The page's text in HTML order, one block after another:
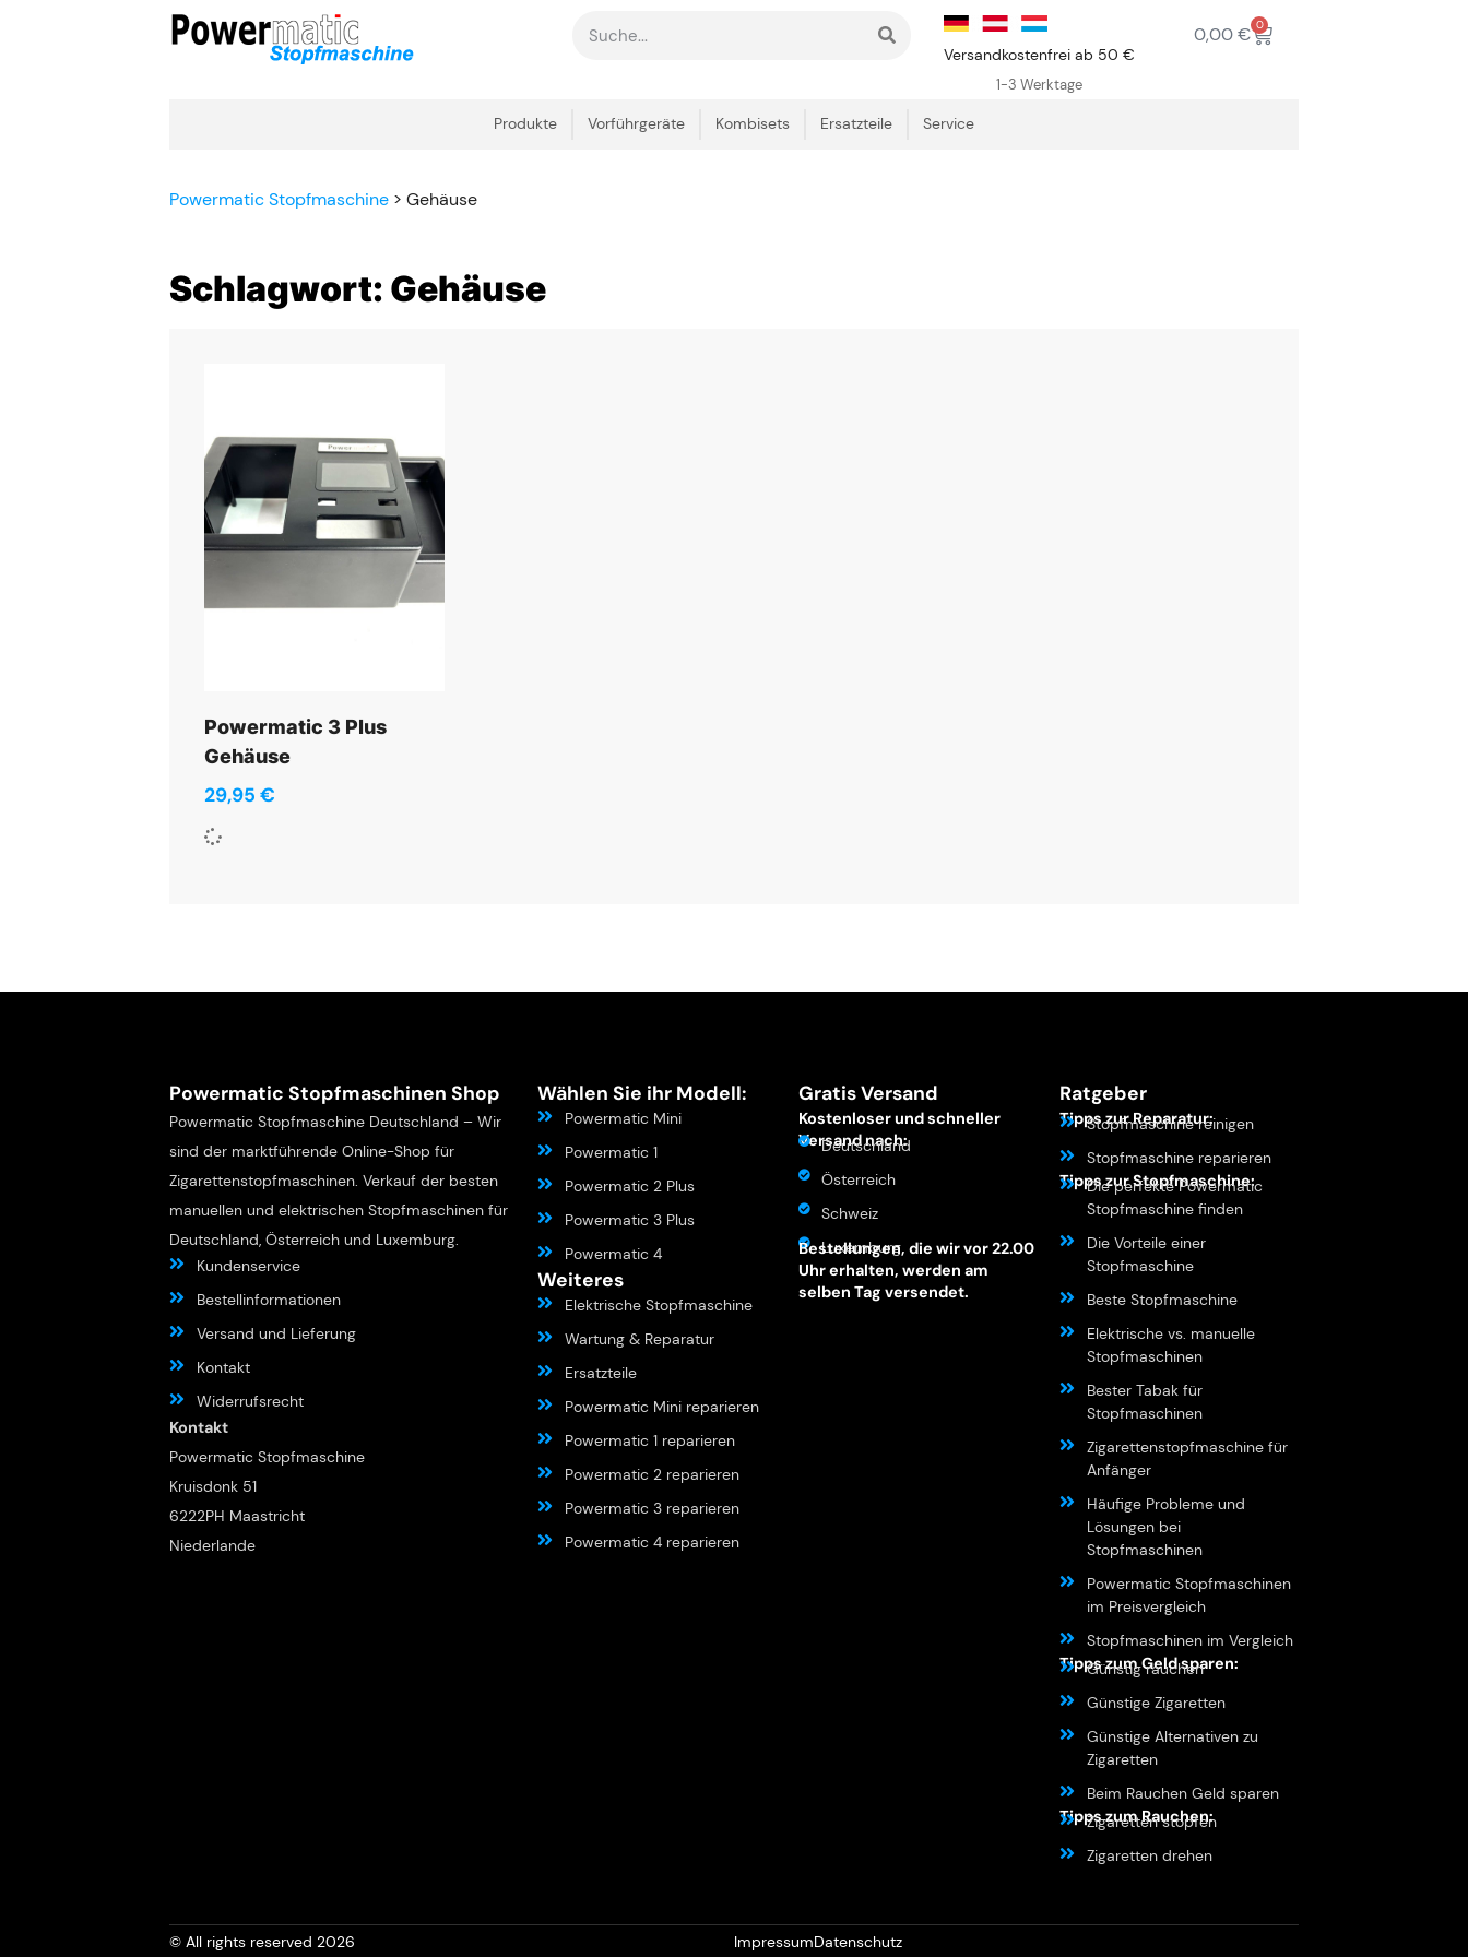
Versandkostenfrei ab 50 €
1-3 Werktage
0,00€ 0
Produkte Vorführgeräte Kombisets Ersatzteile Service
Powermatic Stopfmaschine> Gehäuse
Schlagwort: Gehäuse
Powermatic 3 Plus
Gehäuse
29,95 €
Powermatic Stopfmaschinen Shop
Powermatic Stopfmaschine Deutschland – Wir
sind der marktführende Online-Shop für
Zigarettenstopfmaschinen. Verkauf der besten
manuellen und elektrischen Stopfmaschinen für
Deutschland, Österreich und Luxemburg.
Kundenservice
Bestellinformationen
Versand und Lieferung
Kontakt
Widerrufsrecht
Kontakt
Powermatic Stopfmaschine
Kruisdonk 51
6222PH Maastricht
Niederlande
Wählen Sie ihr Modell:
Powermatic Mini
Powermatic 1
Powermatic 2 Plus
Powermatic 3 Plus
Powermatic 4
Weiteres
Elektrische Stopfmaschine
Wartung & Reparatur
Ersatzteile
Powermatic Mini reparieren
Powermatic 1 reparieren
Powermatic 2 reparieren
Powermatic 3 reparieren
Powermatic 4 reparieren
Gratis Versand
Kostenloser und schneller
Versand nach:
Deutschland
Österreich
Schweiz
Luxemburg
Bestellungen, die wir vor 22.00
Uhr erhalten, werden am
selben Tag versendet.
Ratgeber
Tipps zur Reparatur:
Stopfmaschine reinigen
Stopfmaschine reparieren
Tipps zur Stopfmaschine:
Die perfekte Powermatic
Stopfmaschine finden
Die Vorteile einer
Stopfmaschine
Beste Stopfmaschine
Elektrische vs. manuelle
Stopfmaschinen
Bester Tabak für
Stopfmaschinen
Zigarettenstopfmaschine für
Anfänger
Häufige Probleme und
Lösungen bei
Stopfmaschinen
Powermatic Stopfmaschinen
im Preisvergleich
Stopfmaschinen im Vergleich
Tipps zum Geld sparen:
Günstig rauchen
Günstige Zigaretten
Günstige Alternativen zu
Zigaretten
Beim Rauchen Geld sparen
Tipps zum Rauchen:
Zigaretten stopfen
Zigaretten drehen
© All rights reserved 2026 ImpressumDatenschutz